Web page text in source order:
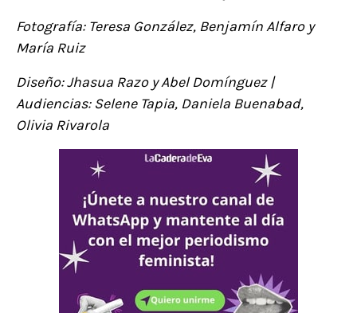
Fotografía: Teresa González, Benjamín Alfaro y
María Ruiz
Diseño: Jhasua Razo y Abel Domínguez |
Audiencias: Selene Tapia, Daniela Buenabad,
Olivia Rivarola